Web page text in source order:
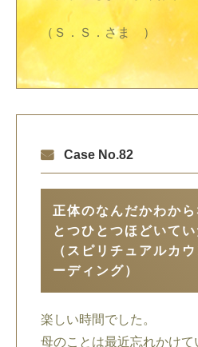
（Ｓ．Ｓ．さま ）
Case No.82
正体のなんだかわか
とつひとつほどいてい
（スピリチュアルカ
ーディング）
楽しい時間でした。
母のことは最近忘れかけて